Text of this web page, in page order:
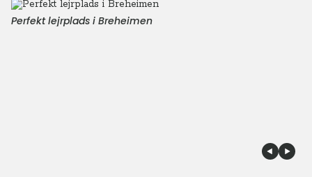
Perfekt lejrplads i Breheimen